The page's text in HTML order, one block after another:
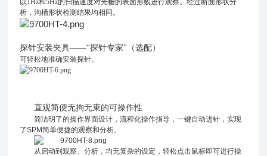
析，沟槽形状检测结果均相同。
探针安装夹具——“探针专家"（选配）
可轻松地准确安装探针。
直观简便无拘无束的可操作性
简洁明了的操作界面设计，流程化操作指导，一键自动进针，实现
了SPM简单便捷的观察和分析。
从启动到观察、分析，均无复杂的设定，轻松点击鼠标即可进行操